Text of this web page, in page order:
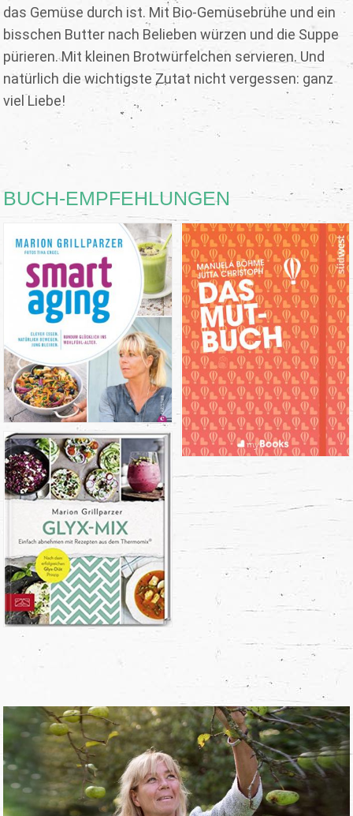
das Gemüse durch ist. Mit Bio-Gemüsebrühe und ein
bisschen Butter nach Belieben würzen und die Suppe
pürieren. Mit kleinen Brotwürfelchen servieren. Und
natürlich die wichtigste Zutat nicht vergessen: ganz
viel Liebe!
BUCH-EMPFEHLUNGEN